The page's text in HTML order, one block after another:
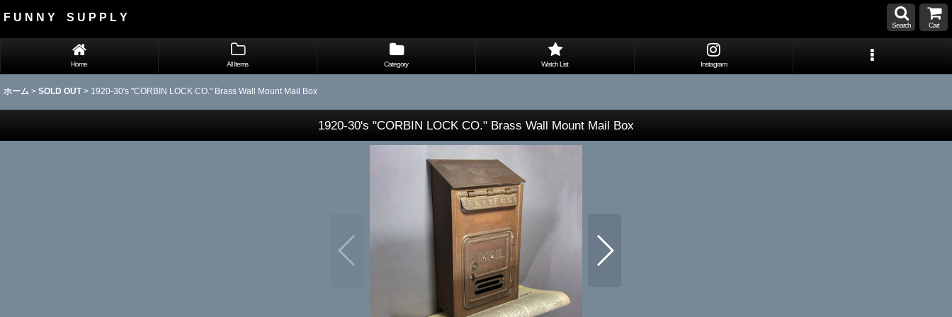
F U N N Y S U P P L Y
Search Cart
Home All Items Category Watch List Instagram
ホーム > SOLD OUT > 1920-30's "CORBIN LOCK CO." Brass Wall Mount Mail Box
1920-30's "CORBIN LOCK CO." Brass Wall Mount Mail Box